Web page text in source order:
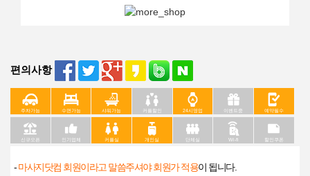
편의사항
주차가능 수면가능 샤워가능 커플할인 24시영업 이벤트중 예약필수
신규오픈 인기업체 커플실 개인실 단체실 Wi-fi 할인쿠폰
-마사지닷컴 회원이라고 말씀주셔야 회원가 적용이 됩니다.